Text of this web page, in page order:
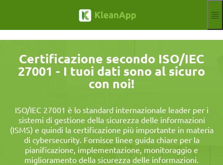
Hilfe
Webinar
Partner
Impronta
Segno
Prova gratuita
ITAktuelle
Certificazione secondo ISO/IEC
27001 - I tuoi dati sono al sicuro
con noi!
ISO/IEC 27001 è lo standard internazionale leader per i
sistemi di gestione della sicurezza delle informazioni
(ISMS) e quindi la certificazione più importante in materia
di cybersecurity. Fornisce linee guida chiare per la
pianificazione, implementazione, monitoraggio e
miglioramento della sicurezza delle informazioni.